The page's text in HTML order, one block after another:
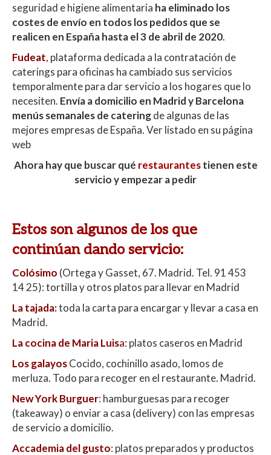
seguridad e higiene alimentaria ha eliminado los
costes de envío en todos los pedidos que se
realicen en España hasta el 3 de abril de 2020.
Fudeat, plataforma dedicada a la contratación de
caterings para oficinas ha cambiado sus servicios
temporalmente para dar servicio a los hogares que lo
necesiten. Envía a domicilio en Madrid y Barcelona
menús semanales de cateringde algunas de las
mejores empresas de España. Ver listado en su página
web
Ahora hay que buscar qué restaurantestienen este
servicio y empezar a pedir
Estos son algunos de los que
continúan dando servicio:
Colósimo (Ortega y Gasset, 67. Madrid. Tel. 91 453
14 25): tortilla y otros platos para llevar en Madrid
La tajada:toda la carta para encargar y llevar a casa en
Madrid.
La cocina de Maria Luisa: platos caseros en Madrid
Los galayosCocido, cochinillo asado, lomos de
merluza. Todo para recoger en el restaurante. Madrid.
New York Burguer: hamburguesas para recoger
(takeaway) o enviar a casa (delivery) con las empresas
de servicio a domicilio.
Accademia del gusto: platos preparados y productos